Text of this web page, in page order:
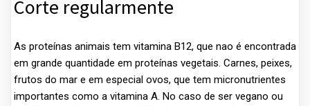
Corte regularmente
As proteínas animais tem vitamina B12, que nao é encontrada
em grande quantidade em proteínas vegetais. Carnes, peixes,
frutos do mar e em especial ovos, que tem micronutrientes
importantes como a vitamina A. No caso de ser vegano ou